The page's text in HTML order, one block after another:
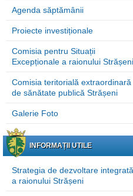
Agenda săptămânii
Proiecte investiționale
Comisia pentru Situații
Excepționale a raionului Strășeni
Comisia teritorială extraordinară
de sănătate publică Strășeni
Galerie Foto
INFORMAȚII UTILE
Strategia de dezvoltare integrată
a raionului Strășeni